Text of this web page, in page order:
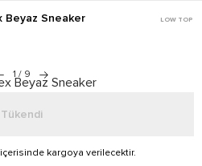
Beyaz Sneaker LOW TOP
1 / 9
Tükendi
kargoya verilecektir.